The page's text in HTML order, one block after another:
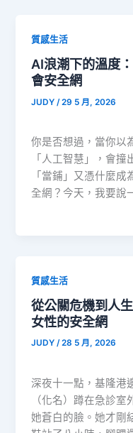
質感生活
AI浪潮下的溫度
會安全網
JUDY /29 5 月, 2026
你是否想過，當你以
「人工智慧」，會
「當鋪」又憑什麼
全網？今天，我要
質感生活
從公關危機到人
女性的安全網
JUDY/28 5 月, 2026
深夜十一點，基隆港
（化名）蹲在急診
她蒼白的臉。她才剛